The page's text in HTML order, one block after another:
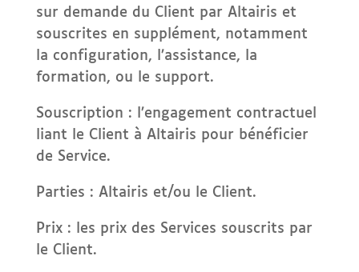
sur demande du Client par Altairis et
souscrites en supplément, notamment
la configuration, l’assistance, la
formation, ou le support.
Souscription : l’engagement contractuel
liant le Client à Altairis pour bénéficier
de Service.
Parties : Altairis et/ou le Client.
Prix : les prix des Services souscrits par
le Client.